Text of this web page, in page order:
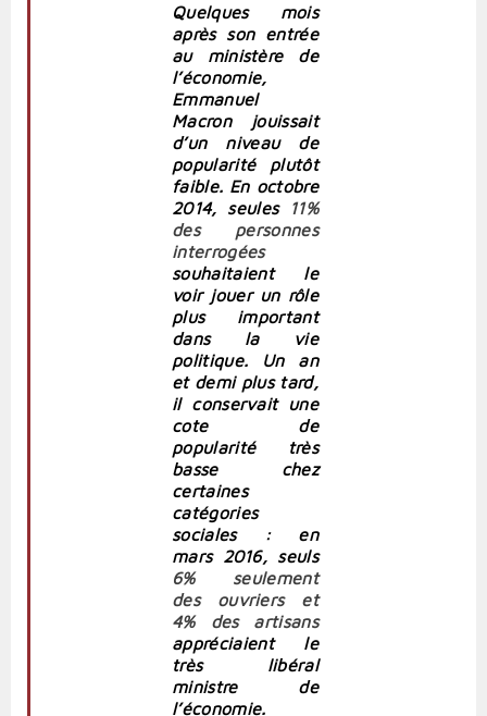
Quelques mois
après son entrée
au ministère de
l’économie,
Emmanuel
Macron jouissait
d’un niveau de
popularité plutôt
faible. En octobre
2014, seules
11%
des personnes
interrogées
souhaitaient le
voir jouer un rôle
plus important
dans la vie
politique.
Un an
et demi plus tard,
il conservait une
cote de
popularité très
basse chez
certaines
catégories
sociales : en
mars 2016, seuls
6% seulement
des ouvriers et
4% des artisans
appréciaient le
très libéral
ministre de
l’économie.